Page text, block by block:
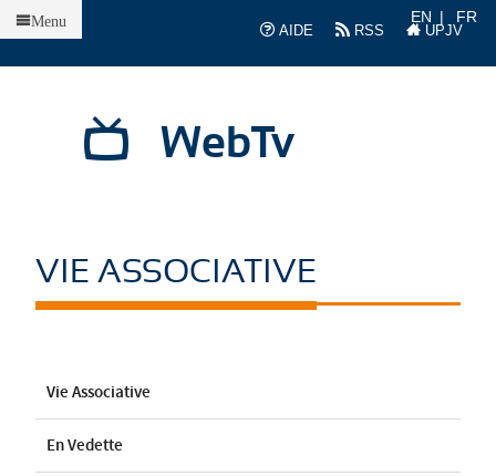
AIDE
RSS UPJV
EN FR
WebTv
Menu
VIE ASSOCIATIVE
Vie Associative
En Vedette